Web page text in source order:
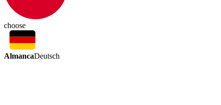
choose
AlmancaDeutsch